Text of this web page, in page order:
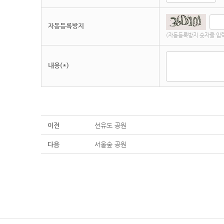
자동등록방지
(자동등록방지 숫자를 입
내용(*)
이전 선유도 공원
다음 서울숲 공원